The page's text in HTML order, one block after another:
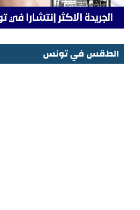
الطقس في تونس